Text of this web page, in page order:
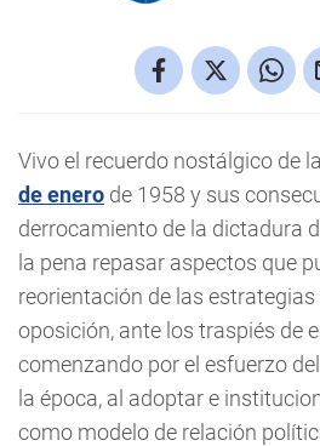
Vivo el recuerdo nostálgico de
de enero de 1958 y sus
derrocamiento de la dictadura
la pena repasar aspectos que
reorientación de las
oposición, ante los traspiés de
comenzando por el esfuerzo
la época, al adoptar e
como modelo de relación